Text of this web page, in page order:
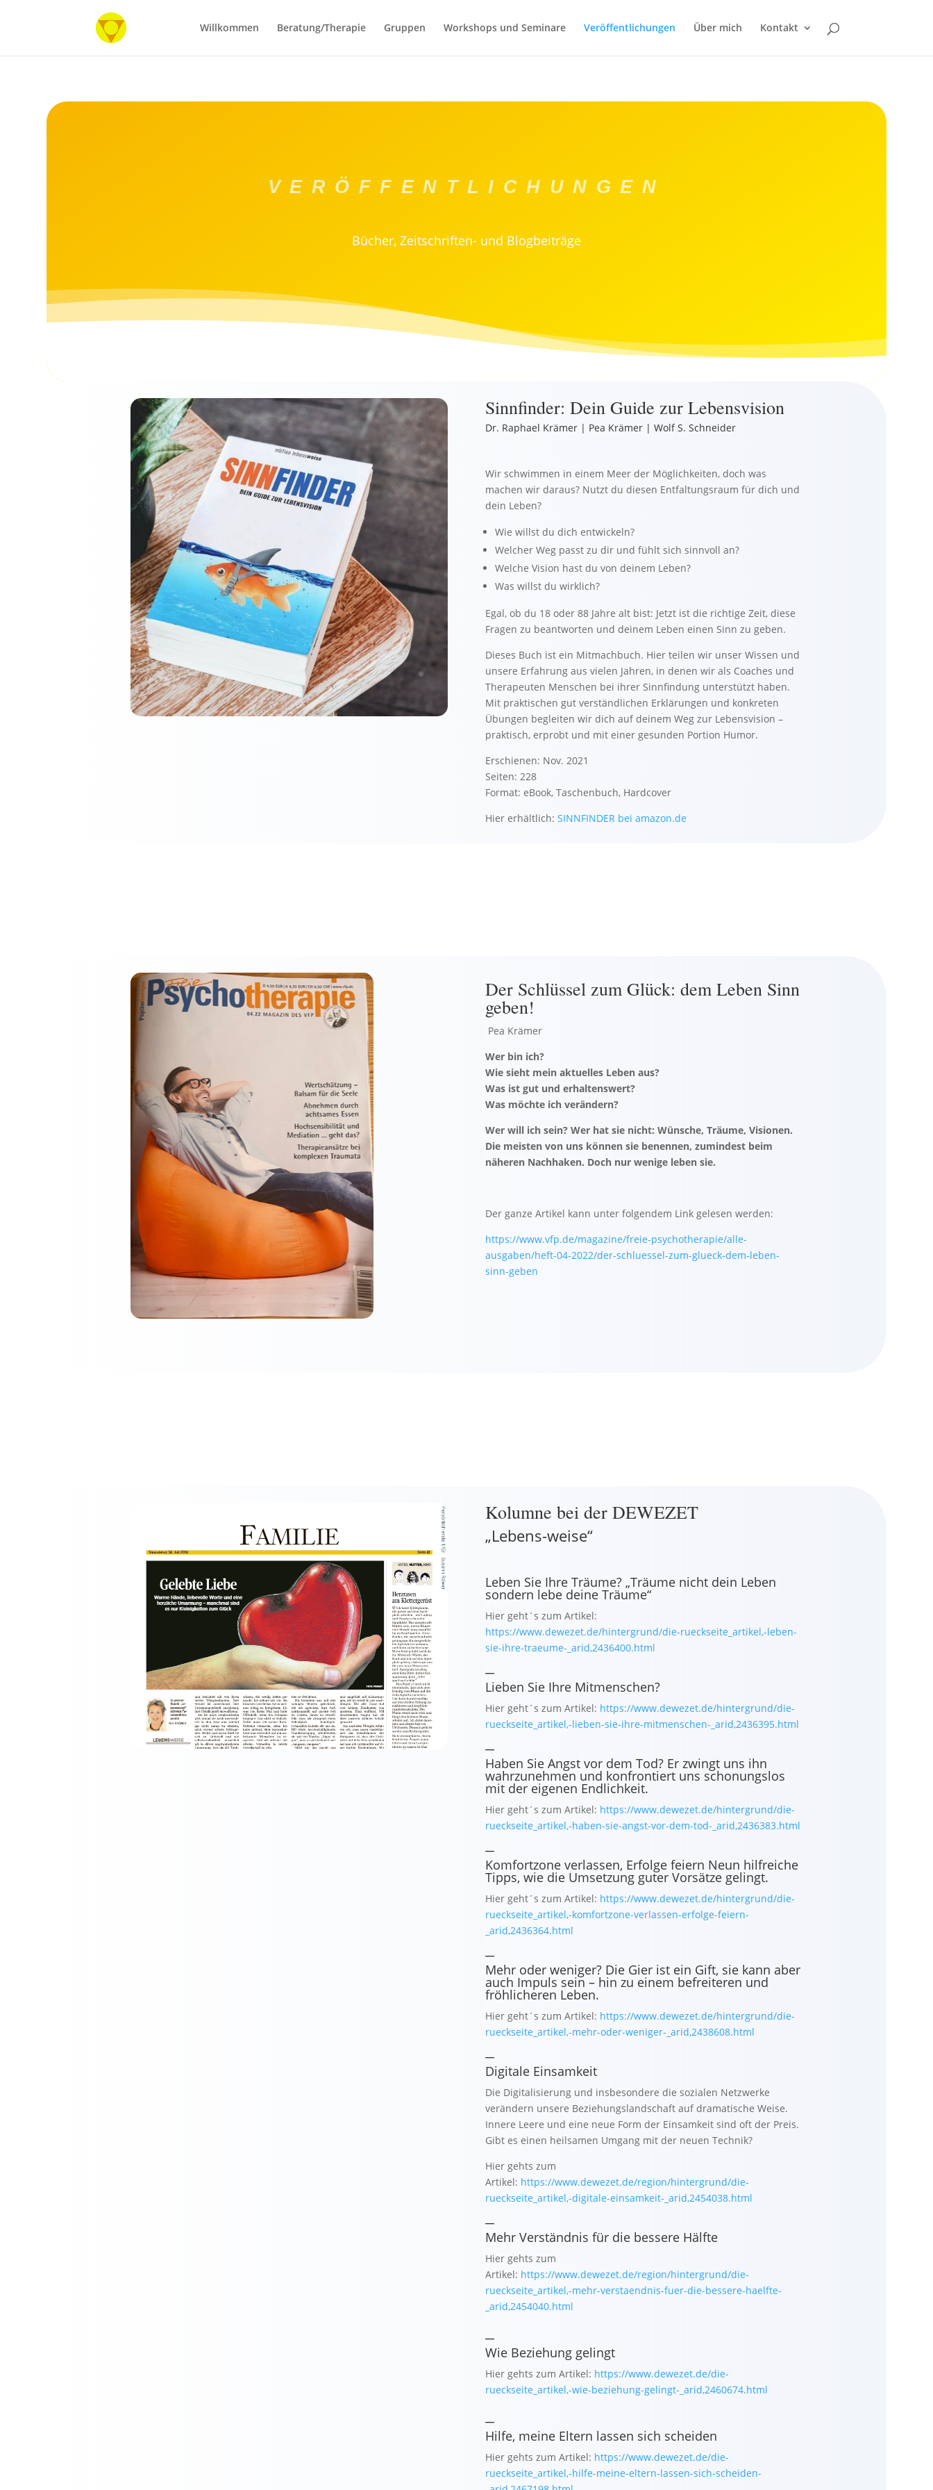
Willkommen Beratung/Therapie Gruppen Workshops und Seminare Veröffentlichungen Über mich Kontakt
VERÖFFENTLICHUNGEN
Bücher, Zeitschriften- und Blogbeiträge
Sinnfinder: Dein Guide zur Lebensvision
Dr. Raphael Krämer | Pea Krämer | Wolf S. Schneider
Wir schwimmen in einem Meer der Möglichkeiten, doch was
machen wir daraus? Nutzt du diesen Entfaltungsraum für dich und
dein Leben?
Wie willst du dich entwickeln?
Welcher Weg passt zu dir und fühlt sich sinnvoll an?
Welche Vision hast du von deinem Leben?
Was willst du wirklich?
Egal, ob du 18 oder 88 Jahre alt bist: Jetzt ist die richtige Zeit, diese
Fragen zu beantworten und deinem Leben einen Sinn zu geben.
Dieses Buch ist ein Mitmachbuch. Hier teilen wir unser Wissen und
unsere Erfahrung aus vielen Jahren, in denen wir als Coaches und
Therapeuten Menschen bei ihrer Sinnfindung unterstützt haben.
Mit praktischen gut verständlichen Erklärungen und konkreten
Übungen begleiten wir dich auf deinem Weg zur Lebensvision –
praktisch, erprobt und mit einer gesunden Portion Humor.
Erschienen: Nov. 2021
Seiten: 228
Format: eBook, Taschenbuch, Hardcover
Hier erhältlich: SINNFINDER bei amazon.de
Der Schlüssel zum Glück: dem Leben Sinn
geben!
Pea Krämer
Wer bin ich?
Wie sieht mein aktuelles Leben aus?
Was ist gut und erhaltenswert?
Was möchte ich verändern?
Wer will ich sein? Wer hat sie nicht: Wünsche, Träume, Visionen.
Die meisten von uns können sie benennen, zumindest beim
näheren Nachhaken. Doch nur wenige leben sie.
Der ganze Artikel kann unter folgendem Link gelesen werden:
https://www.vfp.de/magazine/freie-psychotherapie/alle-
ausgaben/heft-04-2022/der-schluessel-zum-glueck-dem-leben-
sinn-geben
Kolumne bei der DEWEZET
„Lebens-weise“
Leben Sie Ihre Träume? „Träume nicht dein Leben
sondern lebe deine Träume“
Hier geht´s zum Artikel:
https://www.dewezet.de/hintergrund/die-rueckseite_artikel,-leben-
sie-ihre-traeume-_arid,2436400.html
Lieben Sie Ihre Mitmenschen?
Hier geht´s zum Artikel: https://www.dewezet.de/hintergrund/die-
rueckseite_artikel,-lieben-sie-ihre-mitmenschen-_arid,2436395.html
Haben Sie Angst vor dem Tod? Er zwingt uns ihn
wahrzunehmen und konfrontiert uns schonungslos
mit der eigenen Endlichkeit.
Hier geht´s zum Artikel: https://www.dewezet.de/hintergrund/die-
rueckseite_artikel,-haben-sie-angst-vor-dem-tod-_arid,2436383.html
Komfortzone verlassen, Erfolge feiern Neun hilfreiche
Tipps, wie die Umsetzung guter Vorsätze gelingt.
Hier geht´s zum Artikel: https://www.dewezet.de/hintergrund/die-
rueckseite_artikel,-komfortzone-verlassen-erfolge-feiern-
_arid,2436364.html
Mehr oder weniger? Die Gier ist ein Gift, sie kann aber
auch Impuls sein – hin zu einem befreiteren und
fröhlicheren Leben.
Hier geht´s zum Artikel: https://www.dewezet.de/hintergrund/die-
rueckseite_artikel,-mehr-oder-weniger-_arid,2438608.html
Digitale Einsamkeit
Die Digitalisierung und insbesondere die sozialen Netzwerke
verändern unsere Beziehungslandschaft auf dramatische Weise.
Innere Leere und eine neue Form der Einsamkeit sind oft der Preis.
Gibt es einen heilsamen Umgang mit der neuen Technik?
Hier gehts zum
Artikel: https://www.dewezet.de/region/hintergrund/die-
rueckseite_artikel,-digitale-einsamkeit-_arid,2454038.html
Mehr Verständnis für die bessere Hälfte
Hier gehts zum
Artikel: https://www.dewezet.de/region/hintergrund/die-
rueckseite_artikel,-mehr-verstaendnis-fuer-die-bessere-haelfte-
_arid,2454040.html
Wie Beziehung gelingt
Hier gehts zum Artikel: https://www.dewezet.de/die-
rueckseite_artikel,-wie-beziehung-gelingt-_arid,2460674.html
Hilfe, meine Eltern lassen sich scheiden
Hier gehts zum Artikel: https://www.dewezet.de/die-
rueckseite_artikel,-hilfe-meine-eltern-lassen-sich-scheiden-